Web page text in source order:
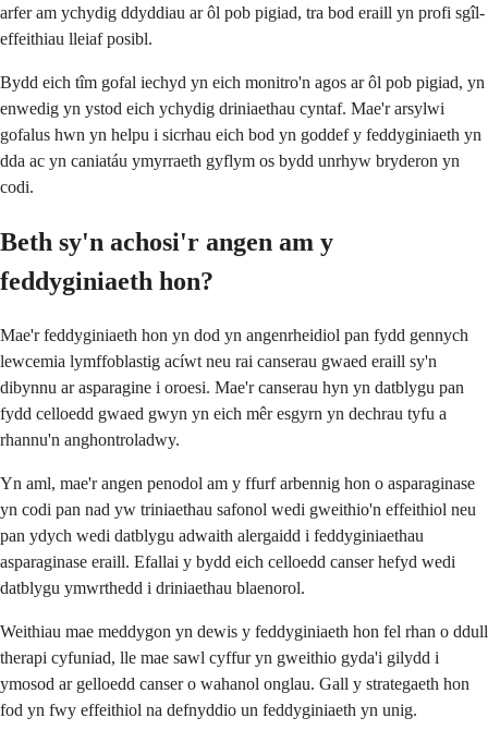
arfer am ychydig ddyddiau ar ôl pob pigiad, tra bod eraill yn profi sgîl-
effeithiau lleiaf posibl.
Bydd eich tîm gofal iechyd yn eich monitro'n agos ar ôl pob pigiad, yn
enwedig yn ystod eich ychydig driniaethau cyntaf. Mae'r arsylwi
gofalus hwn yn helpu i sicrhau eich bod yn goddef y feddyginiaeth yn
dda ac yn caniatáu ymyrraeth gyflym os bydd unrhyw bryderon yn
codi.
Beth sy'n achosi'r angen am y
feddyginiaeth hon?
Mae'r feddyginiaeth hon yn dod yn angenrheidiol pan fydd gennych
lewcemia lymffoblastig acíwt neu rai canserau gwaed eraill sy'n
dibynnu ar asparagine i oroesi. Mae'r canserau hyn yn datblygu pan
fydd celloedd gwaed gwyn yn eich mêr esgyrn yn dechrau tyfu a
rhannu'n anghontroladwy.
Yn aml, mae'r angen penodol am y ffurf arbennig hon o asparaginase
yn codi pan nad yw triniaethau safonol wedi gweithio'n effeithiol neu
pan ydych wedi datblygu adwaith alergaidd i feddyginiaethau
asparaginase eraill. Efallai y bydd eich celloedd canser hefyd wedi
datblygu ymwrthedd i driniaethau blaenorol.
Weithiau mae meddygon yn dewis y feddyginiaeth hon fel rhan o ddull
therapi cyfuniad, lle mae sawl cyffur yn gweithio gyda'i gilydd i
ymosod ar gelloedd canser o wahanol onglau. Gall y strategaeth hon
fod yn fwy effeithiol na defnyddio un feddyginiaeth yn unig.